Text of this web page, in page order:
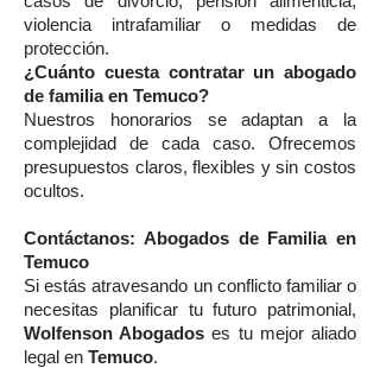
violencia intrafamiliar o medidas de
protección.
¿Cuánto cuesta contratar un abogado
de familia en Temuco?
Nuestros honorarios se adaptan a la
complejidad de cada caso. Ofrecemos
presupuestos claros, flexibles y sin costos
ocultos.
Contáctanos: Abogados de Familia en
Temuco
Si estás atravesando un conflicto familiar o
necesitas planificar tu futuro patrimonial,
Wolfenson Abogados es tu mejor aliado
legal en Temuco.